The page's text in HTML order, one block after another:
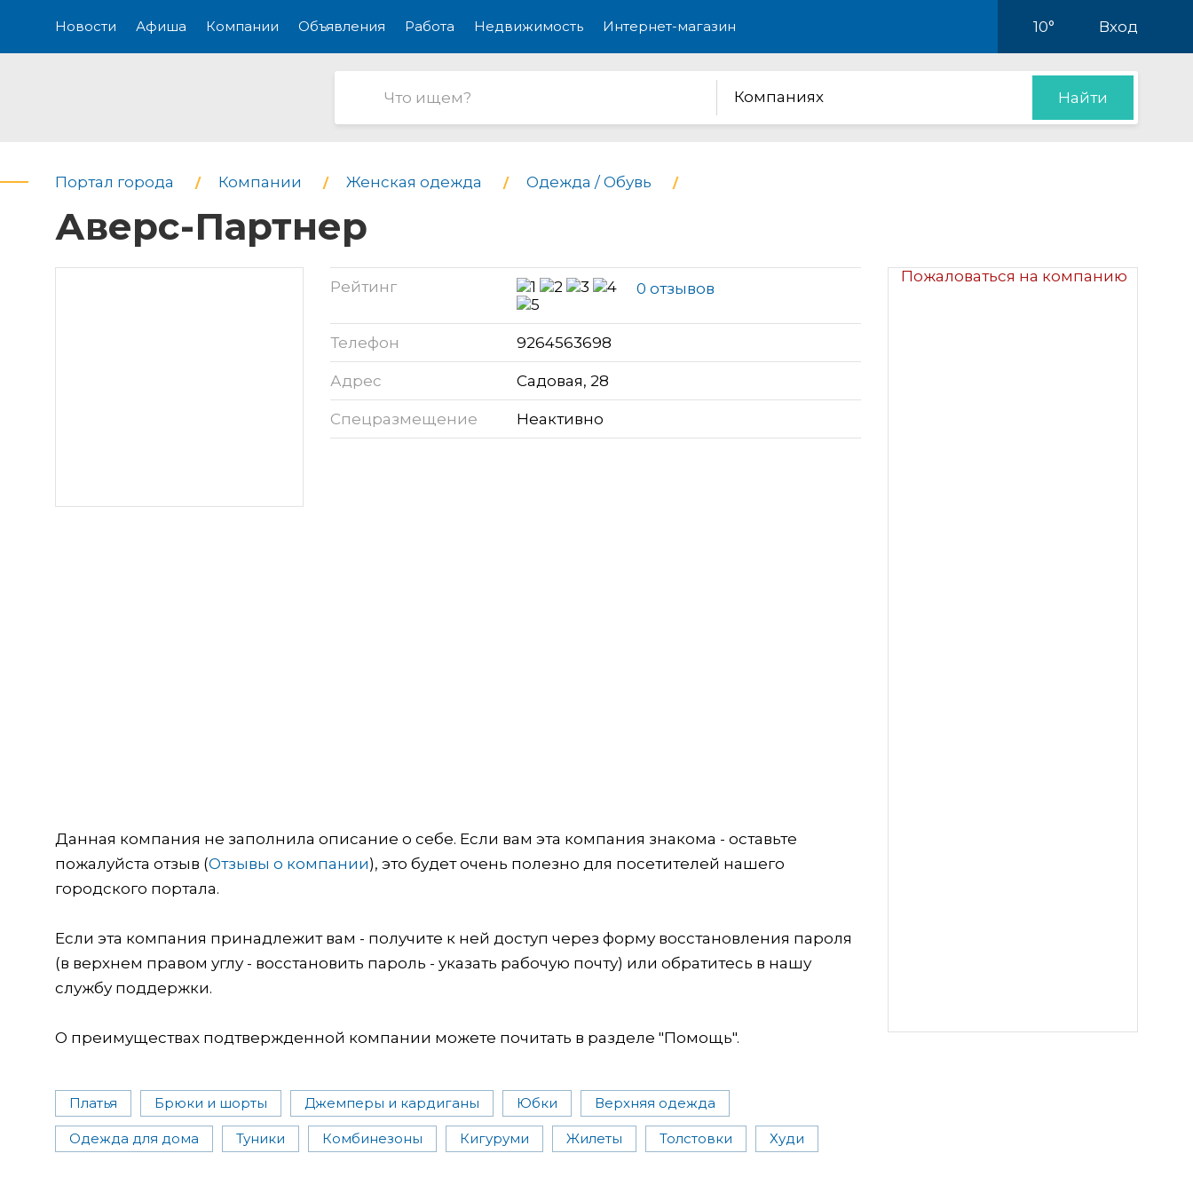
Новости Афиша Компании Объявления Работа Недвижимость Интернет-магазин 10° Вход
Компаниях Найти
Портал города Компании Женская одежда Одежда / Обувь
Аверс-Партнер
Пожаловаться на компанию
Рейтинг 0 отзывов
Телефон 9264563698
Адрес Садовая, 28
Спецразмещение Неактивно
Данная компания не заполнила описание о себе. Если вам эта компания знакома - оставьте
пожалуйста отзыв (Отзывы о компании), это будет очень полезно для посетителей нашего
городского портала.
Если эта компания принадлежит вам - получите к ней доступ через форму восстановления пароля
(в верхнем правом углу - восстановить пароль - указать рабочую почту) или обратитесь в нашу
службу поддержки.
О преимуществах подтвержденной компании можете почитать в разделе "Помощь".
Платья Брюки и шорты Джемперы и кардиганы Юбки Верхняя одежда
Одежда для дома Туники Комбинезоны Кигуруми Жилеты Толстовки Худи